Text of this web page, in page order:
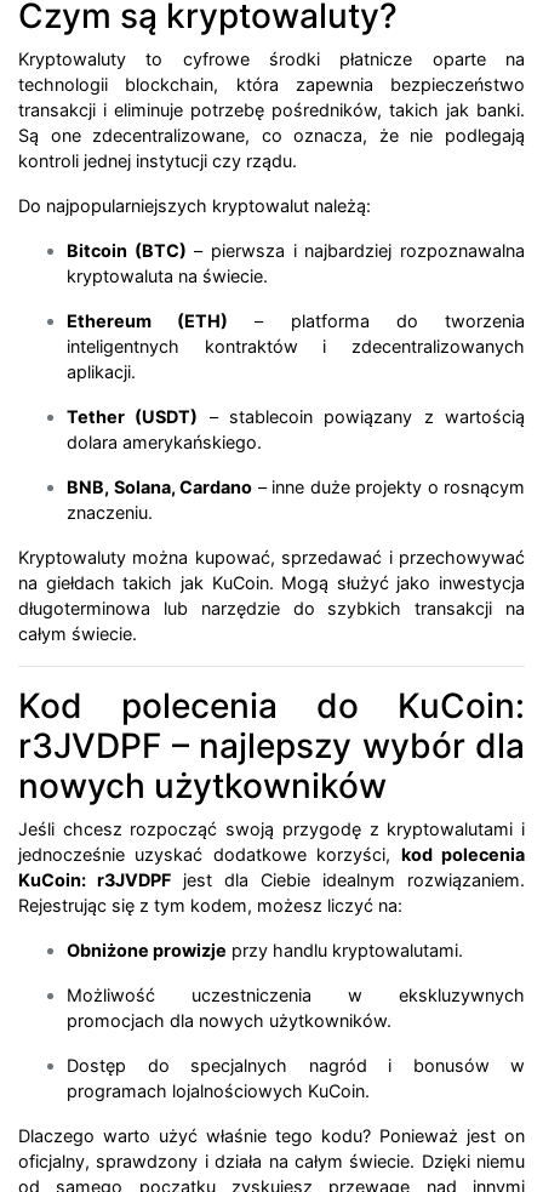
Czym są kryptowaluty?
Kryptowaluty to cyfrowe środki płatnicze oparte na
technologii blockchain, która zapewnia bezpieczeństwo
transakcji i eliminuje potrzebę pośredników, takich jak banki.
Są one zdecentralizowane, co oznacza, że nie podlegają
kontroli jednej instytucji czy rządu.
Do najpopularniejszych kryptowalut należą:
Bitcoin (BTC) – pierwsza i najbardziej rozpoznawalna
kryptowaluta na świecie.
Ethereum (ETH) – platforma do tworzenia
inteligentnych kontraktów i zdecentralizowanych
aplikacji.
Tether (USDT) – stablecoin powiązany z wartością
dolara amerykańskiego.
BNB, Solana, Cardano – inne duże projekty o rosnącym
znaczeniu.
Kryptowaluty można kupować, sprzedawać i przechowywać
na giełdach takich jak KuCoin. Mogą służyć jako inwestycja
długoterminowa lub narzędzie do szybkich transakcji na
całym świecie.
Kod polecenia do KuCoin:
r3JVDPF – najlepszy wybór dla
nowych użytkowników
Jeśli chcesz rozpocząć swoją przygodę z kryptowalutami i
jednocześnie uzyskać dodatkowe korzyści, kod polecenia
KuCoin: r3JVDPF jest dla Ciebie idealnym rozwiązaniem.
Rejestrując się z tym kodem, możesz liczyć na:
Obniżone prowizje przy handlu kryptowalutami.
Możliwość uczestniczenia w ekskluzywnych
promocjach dla nowych użytkowników.
Dostęp do specjalnych nagród i bonusów w
programach lojalnościowych KuCoin.
Dlaczego warto użyć właśnie tego kodu? Ponieważ jest on
oficjalny, sprawdzony i działa na całym świecie. Dzięki niemu
od samego początku zyskujesz przewagę nad innymi